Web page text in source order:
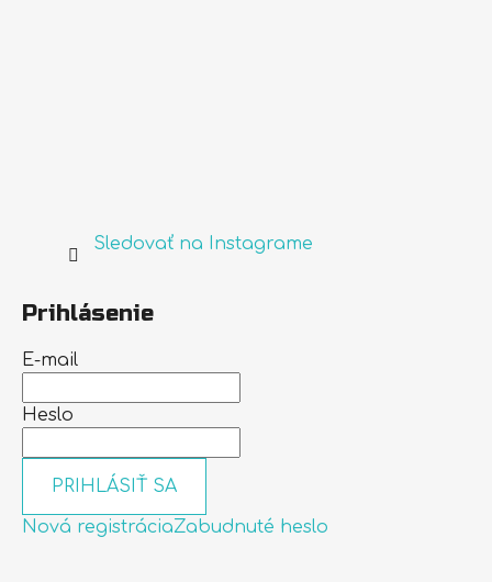
Sledovať na Instagrame
Prihlásenie
E-mail
Heslo
PRIHLÁSIŤ SA
Nová registráciaZabudnuté heslo